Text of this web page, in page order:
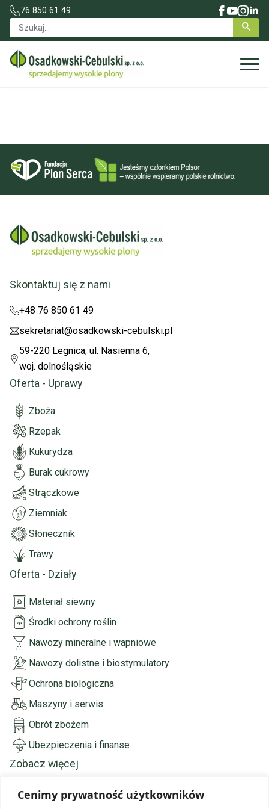
Cenimy prywatność użytkowników
76 850 61 49
Search
Skontaktuj się z nami
+48 76 850 61 49
sekretariat@osadkowski-cebulski.pl
59-220 Legnica, ul. Nasienna 6,
woj. dolnośląskie
Oferta - Uprawy
Zboża
Rzepak
Kukurydza
Burak cukrowy
Strączkowe
Ziemniak
Słonecznik
Trawy
Oferta - Działy
Materiał siewny
Środki ochrony roślin
Nawozy mineralne i wapniowe
Nawozy dolistne i biostymulatory
Ochrona biologiczna
Maszyny i serwis
Obrót zbożem
Ubezpieczenia i finanse
Zobacz więcej
Strona główna